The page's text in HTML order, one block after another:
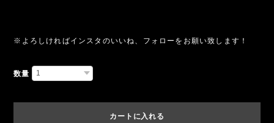
※よろしければインスタのいいね、フォローをお願い致します！
数量
カートに入れる